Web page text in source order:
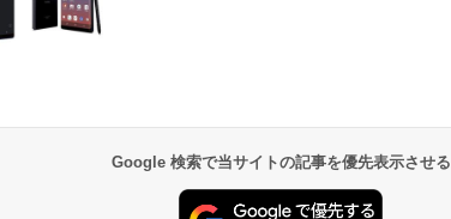
Google 検索で当サイトの記事を優先表示させる